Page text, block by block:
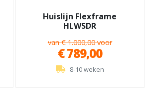
Huislijn Flexframe
HLWSDR
van € 1.000,00 voor
€ 789,00
8-10 weken